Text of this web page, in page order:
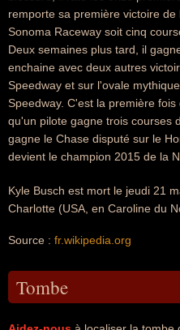
remporte sa première victoire
Sonoma Raceway soit cinq
Deux semaines plus tard, il
enchaine avec deux autres
Speedway et sur l'ovale
Speedway. C'est la première
qu'un pilote gagne trois courses
gagne le Chase disputé sur le
devient le champion 2015 de la
Kyle Busch est mort le jeudi 21
Charlotte (USA, en Caroline du
Source : fr.wikipedia.org
Tombe